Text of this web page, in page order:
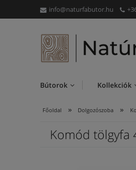
info@naturfabutor.hu
Bútorok Kollekciók
Főoldal » Dolgozószoba »
Komód tölgyfa